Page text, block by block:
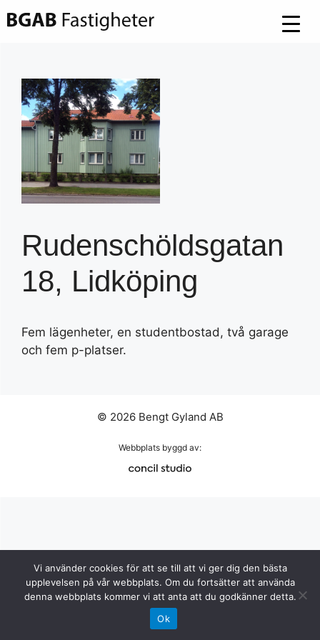
till
Rudenschöldsgatan
18, Lidköping
Fem lägenheter, en studentbostad, två garage
och fem p-platser.
© 2026 Bengt Gyland AB
Webbplats byggd av:
Vi använder cookies för att se till att vi ger dig den bästa
upplevelsen på vår webbplats. Om du fortsätter att använda
denna webbplats kommer vi att anta att du godkänner detta.
Ok